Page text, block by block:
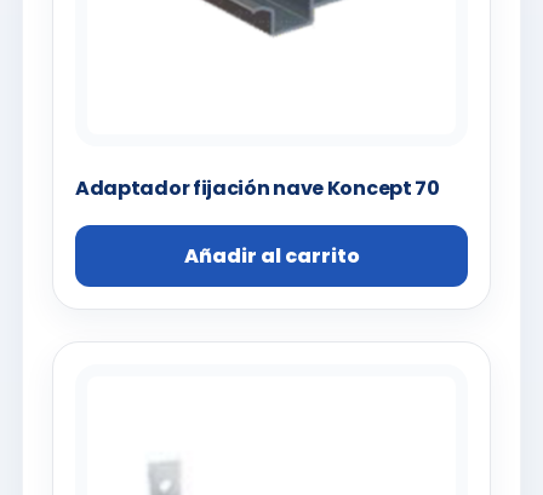
Adaptador fijación nave Koncept 70
Añadir al carrito